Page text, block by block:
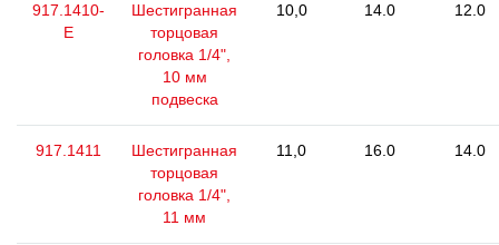
917.1410-
E
Шестигранная
торцовая
головка 1/4",
10 мм
подвеска
10,0 14.0 12.0
917.1411
Шестигранная
торцовая
головка 1/4",
11 мм
11,0 16.0 14.0